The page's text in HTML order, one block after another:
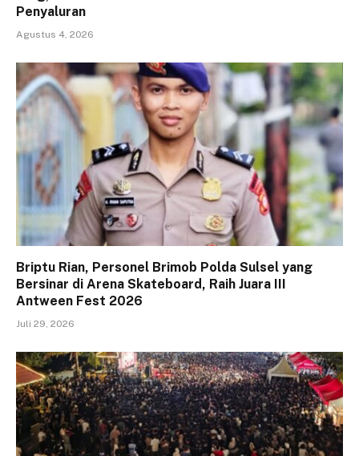
Penyaluran
Agustus 4, 2026
Briptu Rian, Personel Brimob Polda Sulsel yang
Bersinar di Arena Skateboard, Raih Juara III
Antween Fest 2026
Juli 29, 2026